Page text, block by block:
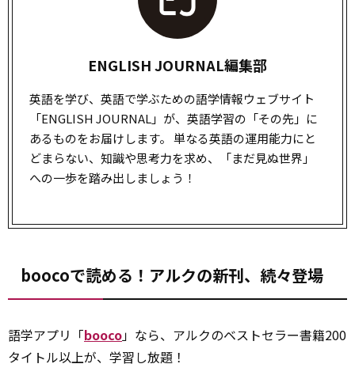
ENGLISH JOURNAL編集部
英語を学び、英語で学ぶための語学情報ウェブサイト
「ENGLISH JOURNAL」が、英語学習の「その先」に
あるものをお届けします。 単なる英語の運用能力にと
どまらない、知識や思考力を求め、「まだ見ぬ世界」
への一歩を踏み出しましょう！
boocoで読める！アルクの新刊、続々登場
語学アプリ「booco」なら、アルクのベストセラー書籍200
タイトル以上が、学習し放題！